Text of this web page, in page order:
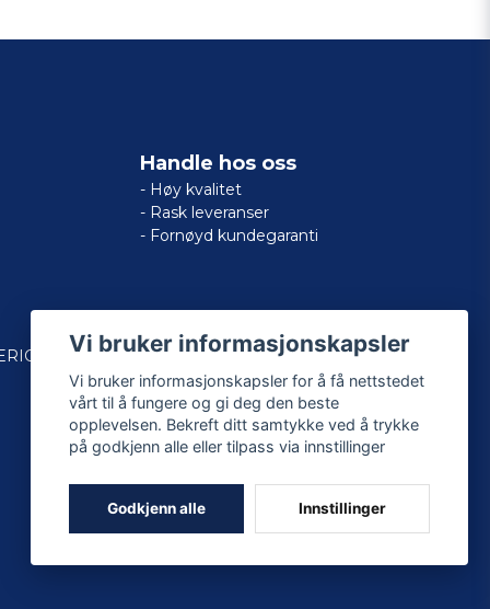
Handle hos oss
- Høy kvalitet
- Rask leveranser
- Fornøyd kundegaranti
Vi bruker informasjonskapsler
Vi bruker informasjonskapsler for å få nettstedet
vårt til å fungere og gi deg den beste
opplevelsen. Bekreft ditt samtykke ved å trykke
på godkjenn alle eller tilpass via innstillinger
Godkjenn alle Innstillinger